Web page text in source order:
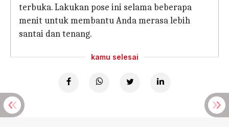
terbuka. Lakukan pose ini selama beberapa
menit untuk membantu Anda merasa lebih
santai dan tenang.
kamu selesai